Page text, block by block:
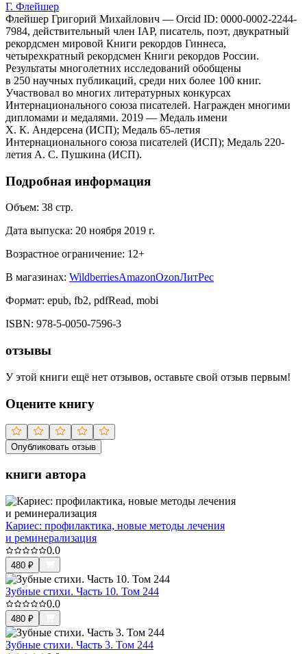
Г. Флейшер
Флейшер Григорий Михайлович — Orcid ID: 0000-0002-2244-
7984, действительный член IAP, писатель, поэт, двукратный
рекордсмен мировой Книги рекордов Гиннеса,
четырехкратный рекордсмен Книги рекордов России.
Результаты многолетних исследований обобщены
в 250 научных публикаций, среди них более 100 книг.
Участвовал во многих литературных конкурсах
Интернационального союза писателей. Награжден многими
дипломами и медалями. 2019 — Медаль имени
Х. К. Андерсена (ИСП); Медаль 65-летия
Интернационального союза писателей (ИСП); Медаль 220-
летия А. С. Пушкина (ИСП).
Подробная информация
Объем: 38 стр.
Дата выпуска: 20 ноября 2019 г.
Возрастное ограничение: 12+
В магазинах: WildberriesAmazonOzonЛитРес
Формат: epub, fb2, pdfRead, mobi
ISBN: 978-5-0050-7596-3
отзывы
У этой книги ещё нет отзывов, оставьте свой отзыв первым!
Оцените книгу
Опубликовать отзыв
книги автора
Кариес: профилактика, новые методы лечения
и реминерализация
0.0
480 ₽
Зубные стихи. Часть 10. Том 244
0.0
480 ₽
Зубные стихи. Часть 3. Том 244